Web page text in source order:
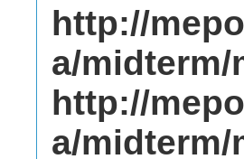
http://
a/midterm/
http://
a/midterm/